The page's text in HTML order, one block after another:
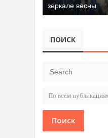
зеркале весны
ПОИСК
Поиск